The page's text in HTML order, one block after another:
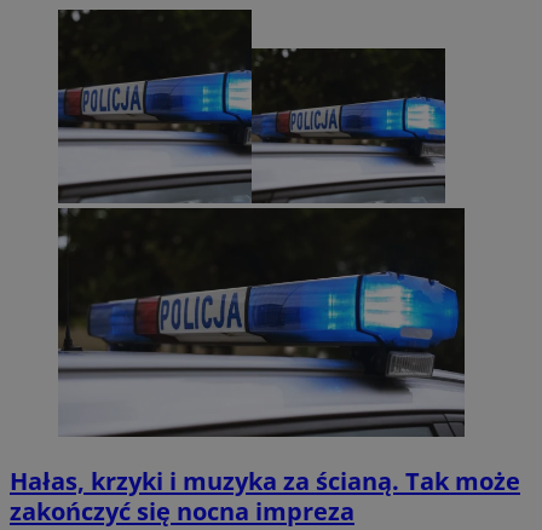
Hałas, krzyki i muzyka za ścianą. Tak może
zakończyć się nocna impreza